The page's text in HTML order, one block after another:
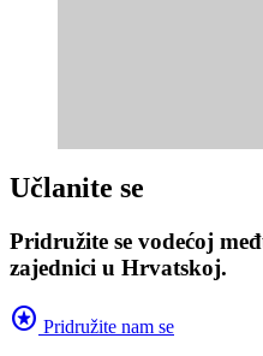
Učlanite se
Pridružite se vodećoj
zajednici u Hrvatskoj.
stars Pridružite nam se